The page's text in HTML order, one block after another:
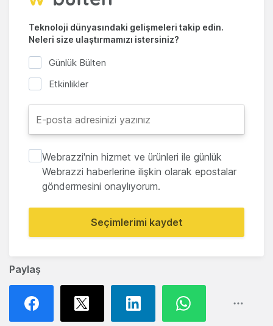
Paylaş
Teknoloji dünyasındaki gelişmeleri takip edin.
Neleri size ulaştırmamızı istersiniz?
Günlük Bülten
Etkinlikler
Webrazzi'nin hizmet ve ürünleri ile günlük
Webrazzi haberlerine ilişkin olarak epostalar
göndermesini onaylıyorum.
Seçimlerimi kaydet